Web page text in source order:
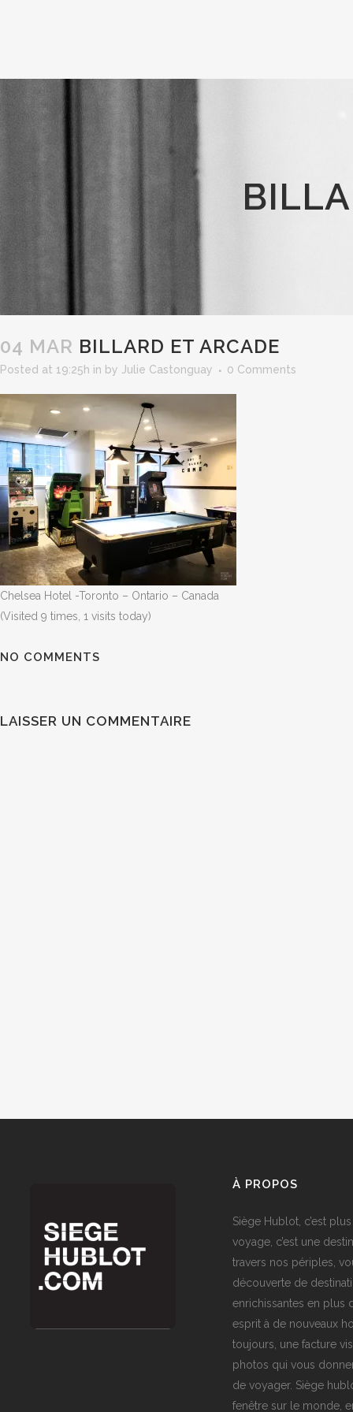
04 MAR BILLARD ET ARCADE
Posted at 19:25h in by Julie Castonguay 0 Comments
Chelsea Hotel -Toronto – Ontario – Canada
(Visited 9 times, 1 visits today)
NO COMMENTS
LAISSER UN COMMENTAIRE
À PROPOS
Siège Hublot, c’est
voyage, c’est une
travers nos périples,
découverte de
enrichissantes en plus
esprit à de nouveaux
toujours, une facture
photos qui vous
de voyager. Siège
fenêtre sur le monde,